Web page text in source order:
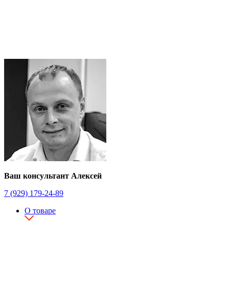
Ваш консультант Алексей
7 (929) 179-24-89
О товаре